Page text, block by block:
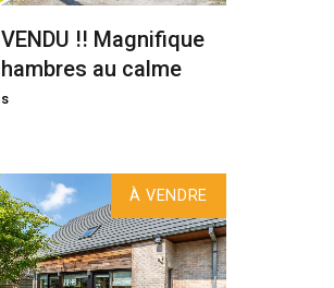
!! Magnifique
au calme
À VENDRE